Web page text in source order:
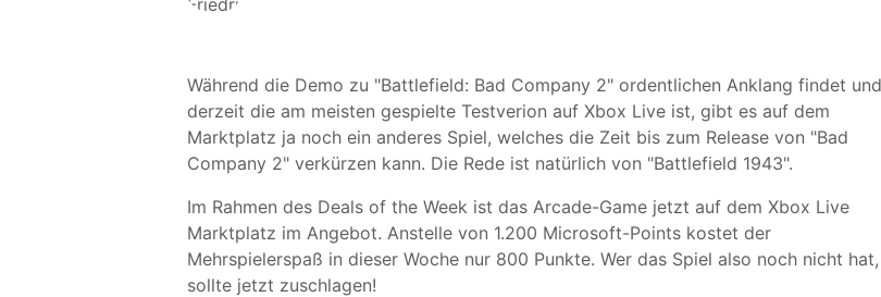
Während die Demo zu "Battlefield: Bad Company 2" ordentlichen Anklang findet und
derzeit die am meisten gespielte Testverion auf Xbox Live ist, gibt es auf dem
Marktplatz ja noch ein anderes Spiel, welches die Zeit bis zum Release von "Bad
Company 2" verkürzen kann. Die Rede ist natürlich von "Battlefield 1943".
Im Rahmen des Deals of the Week ist das Arcade-Game jetzt auf dem Xbox Live
Marktplatz im Angebot. Anstelle von 1.200 Microsoft-Points kostet der
Mehrspielerspaß in dieser Woche nur 800 Punkte. Wer das Spiel also noch nicht hat,
sollte jetzt zuschlagen!